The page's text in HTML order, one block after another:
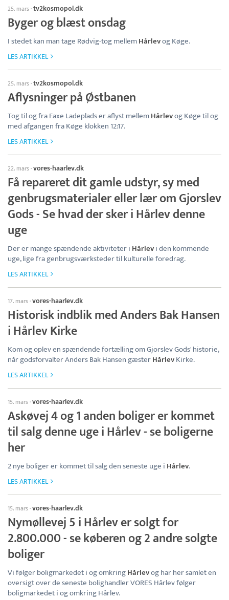
25. mars·tv2kosmopol.dk
Byger og blæst onsdag
I stedet kan man tage Rødvig-tog mellemHårlevog Køge.
LES ARTIKKEL
25. mars·tv2kosmopol.dk
Aflysninger på Østbanen
Tog til og fra Faxe Ladeplads er aflyst mellemHårlevog Køge til og
med afgangen fra Køge klokken 12:17.
LES ARTIKKEL
22. mars·vores-haarlev.dk
Få repareret dit gamle udstyr, sy med
genbrugsmaterialer eller lær om Gjorslev
Gods - Se hvad der sker i Hårlev denne
uge
Der er mange spændende aktiviteter i Hårlevi den kommende
uge, lige fra genbrugsværksteder til kulturelle foredrag.
LES ARTIKKEL
17. mars·vores-haarlev.dk
Historisk indblik med Anders Bak Hansen
i Hårlev Kirke
Kom og oplev en spændende fortælling om Gjorslev Gods' historie,
når godsforvalter Anders Bak Hansen gæsterHårlevKirke.
LES ARTIKKEL
15. mars·vores-haarlev.dk
Askøvej 4 og 1 anden boliger er kommet
til salg denne uge i Hårlev - se boligerne
her
2 nye boliger er kommet til salg den seneste uge i Hårlev.
LES ARTIKKEL
15. mars·vores-haarlev.dk
Nymøllevej 5 i Hårlev er solgt for
2.800.000 - se køberen og 2 andre solgte
boliger
Vi følger boligmarkedet i og omkringHårlevog har her samlet en
oversigt over de seneste bolighandler VORES Hårlev følger
boligmarkedet i og omkring Hårlev.